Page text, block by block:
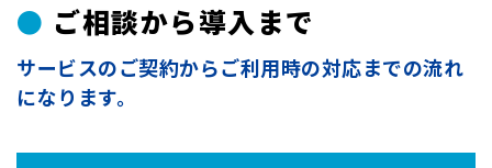
● ご相談から導入まで
サービスのご契約からご利用時の対応までの流れ
になります。